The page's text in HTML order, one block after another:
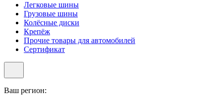
Легковые шины
Грузовые шины
Колёсные диски
Крепёж
Прочие товары для автомобилей
Сертификат
Ваш регион: